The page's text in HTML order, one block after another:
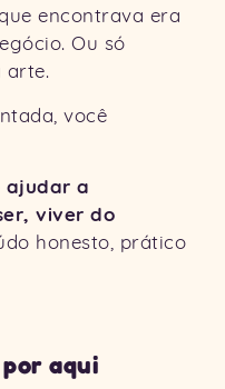
encontrava era
Ou só
arte.
você
ajudar a
viver do
honesto, prático
aqui